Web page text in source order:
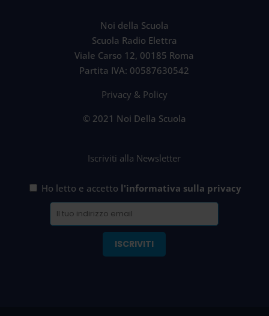
Noi della Scuola
Scuola Radio Elettra
Viale Carso 12, 00185 Roma
Partita IVA: 00587630542
Privacy & Policy
© 2021 Noi Della Scuola
Iscriviti alla Newsletter
Ho letto e accetto l'informativa sulla privacy